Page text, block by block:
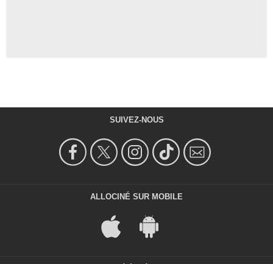
SUIVEZ-NOUS
ALLOCINÉ SUR MOBILE